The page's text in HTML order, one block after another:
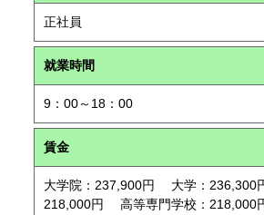
正社員
就業時間
9：00～18：00
賃金
大学院：237,900円 大学：236,300
218,000円 高等専門学校：218,000